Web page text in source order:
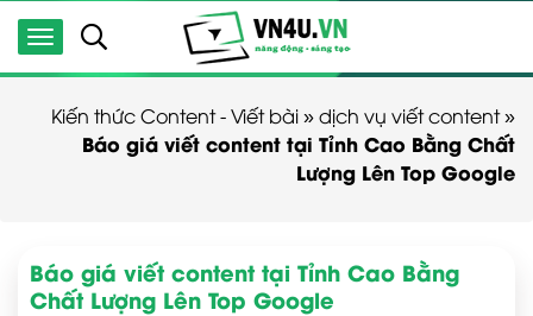
Kiến thức Content - Viết bài»dịch vụ viết content»
Báo giá viết content tại Tỉnh Cao Bằng Chất
Lượng Lên Top Google
Báo giá viết content tại Tỉnh Cao Bằng
Chất Lượng Lên Top Google